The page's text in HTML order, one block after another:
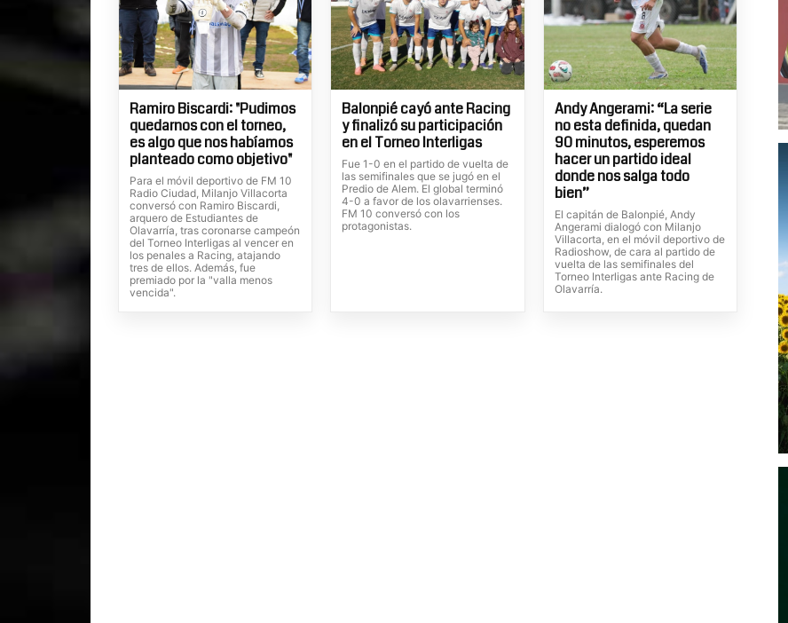
Ramiro Biscardi: "Pudimos
quedarnos con el torneo,
es algo que nos habíamos
planteado como objetivo"
Para el móvil deportivo de FM 10
Radio Ciudad, Milanjo Villacorta
conversó con Ramiro Biscardi,
arquero de Estudiantes de
Olavarría, tras coronarse campeón
del Torneo Interligas al vencer en
los penales a Racing, atajando
tres de ellos. Además, fue
premiado por la "valla menos
vencida".
Balonpié cayó ante Racing
y finalizó su participación
en el Torneo Interligas
Fue 1-0 en el partido de vuelta de
las semifinales que se jugó en el
Predio de Alem. El global terminó
4-0 a favor de los olavarrienses.
FM 10 conversó con los
protagonistas.
Andy Angerami: “La serie
no esta definida, quedan
90 minutos, esperemos
hacer un partido ideal
donde nos salga todo
bien”
El capitán de Balonpié, Andy
Angerami dialogó con Milanjo
Villacorta, en el móvil deportivo de
Radioshow, de cara al partido de
vuelta de las semifinales del
Torneo Interligas ante Racing de
Olavarría.